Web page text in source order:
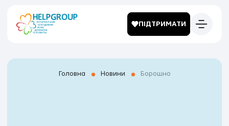
ПІДТРИМАТИ
Головна Новини Борошно